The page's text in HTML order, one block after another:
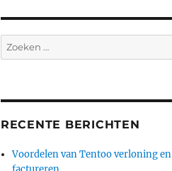
Zoeken
naar:
RECENTE BERICHTEN
Voordelen van Tentoo verloning en